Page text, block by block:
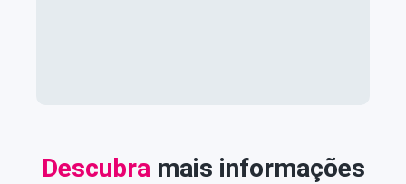
Descubra mais informações